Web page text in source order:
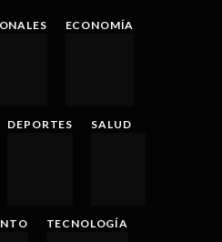
ECONOMÍA
DEPORTES SALUD
TECNOLOGÍA